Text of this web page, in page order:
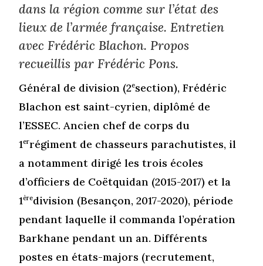
dans la région comme sur l’état des
lieux de l’armée française. Entretien
avec Frédéric Blachon. Propos
recueillis par Frédéric Pons.
Général de division (2esection), Frédéric
Blachon est saint-cyrien, diplômé de
l’ESSEC. Ancien chef de corps du
1errégiment de chasseurs parachutistes, il
a notamment dirigé les trois écoles
d’officiers de Coëtquidan (2015-2017) et la
1èredivision (Besançon, 2017-2020), période
pendant laquelle il commanda l’opération
Barkhane pendant un an. Différents
postes en états-majors (recrutement,